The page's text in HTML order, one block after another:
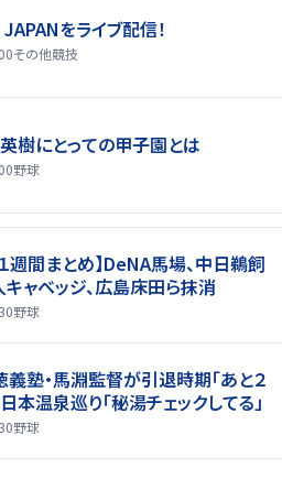
をライブ配信！
その他競技
樹にとっての甲子園とは
野球
週間まとめ】DeNA馬場、中日鵜飼
ャベッジ、広島床田ら抹消
野球
義塾・馬淵監督が引退時期「あと２
本温泉巡り「秘湯チェックしてる」
野球